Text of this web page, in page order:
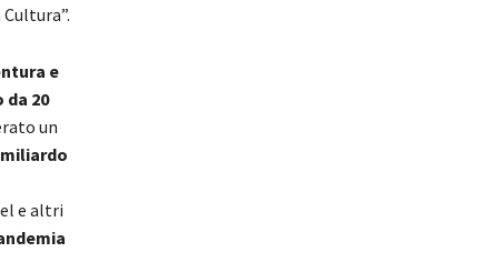
e
20
un
miliardo
e altri